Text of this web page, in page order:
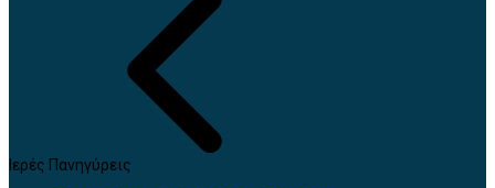
Ιερές Πανηγύρεις